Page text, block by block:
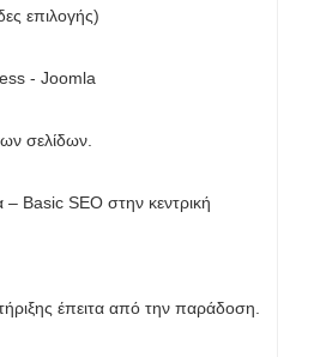
επιλογής)
- Joomla
σελίδων.
Basic SEO στην κεντρική
έπειτα από την παράδοση.